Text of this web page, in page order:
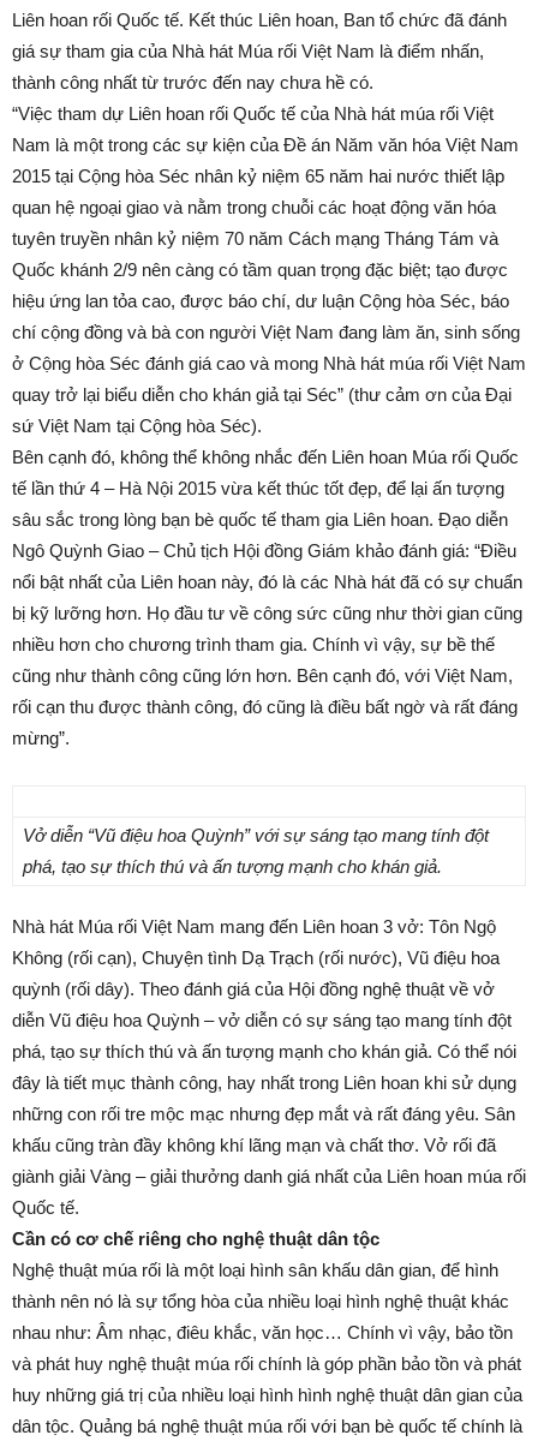
Liên hoan rối Quốc tế. Kết thúc Liên hoan, Ban tổ chức đã đánh
giá sự tham gia của Nhà hát Múa rối Việt Nam là điểm nhấn,
thành công nhất từ trước đến nay chưa hề có.
“Việc tham dự Liên hoan rối Quốc tế của Nhà hát múa rối Việt
Nam là một trong các sự kiện của Đề án Năm văn hóa Việt Nam
2015 tại Cộng hòa Séc nhân kỷ niệm 65 năm hai nước thiết lập
quan hệ ngoại giao và nằm trong chuỗi các hoạt động văn hóa
tuyên truyền nhân kỷ niệm 70 năm Cách mạng Tháng Tám và
Quốc khánh 2/9 nên càng có tầm quan trọng đặc biệt; tạo được
hiệu ứng lan tỏa cao, được báo chí, dư luận Cộng hòa Séc, báo
chí cộng đồng và bà con người Việt Nam đang làm ăn, sinh sống
ở Cộng hòa Séc đánh giá cao và mong Nhà hát múa rối Việt Nam
quay trở lại biểu diễn cho khán giả tại Séc” (thư cảm ơn của Đại
sứ Việt Nam tại Cộng hòa Séc).
Bên cạnh đó, không thể không nhắc đến Liên hoan Múa rối Quốc
tế lần thứ 4 – Hà Nội 2015 vừa kết thúc tốt đẹp, để lại ấn tượng
sâu sắc trong lòng bạn bè quốc tế tham gia Liên hoan. Đạo diễn
Ngô Quỳnh Giao – Chủ tịch Hội đồng Giám khảo đánh giá: “Điều
nổi bật nhất của Liên hoan này, đó là các Nhà hát đã có sự chuẩn
bị kỹ lưỡng hơn. Họ đầu tư về công sức cũng như thời gian cũng
nhiều hơn cho chương trình tham gia. Chính vì vậy, sự bề thế
cũng như thành công cũng lớn hơn. Bên cạnh đó, với Việt Nam,
rối cạn thu được thành công, đó cũng là điều bất ngờ và rất đáng
mừng”.
Vở diễn “Vũ điệu hoa Quỳnh” với sự sáng tạo mang tính đột
phá, tạo sự thích thú và ấn tượng mạnh cho khán giả.
Nhà hát Múa rối Việt Nam mang đến Liên hoan 3 vở: Tôn Ngộ
Không (rối cạn), Chuyện tình Dạ Trạch (rối nước), Vũ điệu hoa
quỳnh (rối dây). Theo đánh giá của Hội đồng nghệ thuật về vở
diễn Vũ điệu hoa Quỳnh – vở diễn có sự sáng tạo mang tính đột
phá, tạo sự thích thú và ấn tượng mạnh cho khán giả. Có thể nói
đây là tiết mục thành công, hay nhất trong Liên hoan khi sử dụng
những con rối tre mộc mạc nhưng đẹp mắt và rất đáng yêu. Sân
khấu cũng tràn đầy không khí lãng mạn và chất thơ. Vở rối đã
giành giải Vàng – giải thưởng danh giá nhất của Liên hoan múa rối
Quốc tế.
Cần có cơ chế riêng cho nghệ thuật dân tộc
Nghệ thuật múa rối là một loại hình sân khấu dân gian, để hình
thành nên nó là sự tổng hòa của nhiều loại hình nghệ thuật khác
nhau như: Âm nhạc, điêu khắc, văn học… Chính vì vậy, bảo tồn
và phát huy nghệ thuật múa rối chính là góp phần bảo tồn và phát
huy những giá trị của nhiều loại hình hình nghệ thuật dân gian của
dân tộc. Quảng bá nghệ thuật múa rối với bạn bè quốc tế chính là